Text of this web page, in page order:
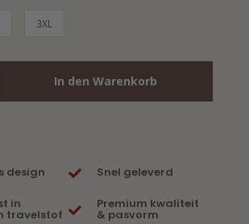
3XL
In den Warenkorb
design Snel geleverd
in
travelstof
Premium kwaliteit
& pasvorm